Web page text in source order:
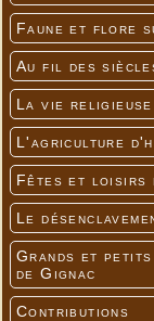
Faune et flore
Au fil des
La vie religieuse
L'agriculture
Fêtes et loisirs
Le
Grands et petits
de Gignac
Contributions